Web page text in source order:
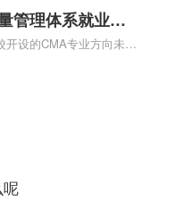
体系认证知识，详情可
管理体系就业方
与认证就业方向
开设的CMA专业方向未来
如何、cma就业方向有